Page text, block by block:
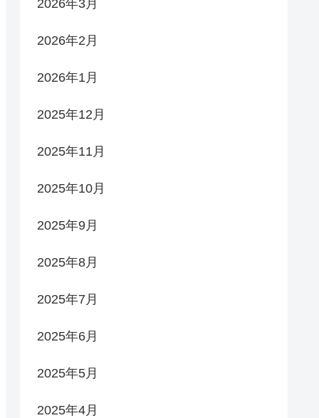
2026年3月
2026年2月
2026年1月
2025年12月
2025年11月
2025年10月
2025年9月
2025年8月
2025年7月
2025年6月
2025年5月
2025年4月